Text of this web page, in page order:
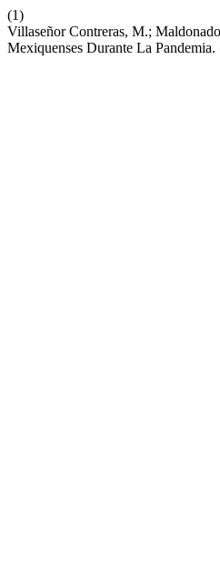
(1)
Villaseñor Contreras, M.;
Mexiquenses Durante La Pandemia.